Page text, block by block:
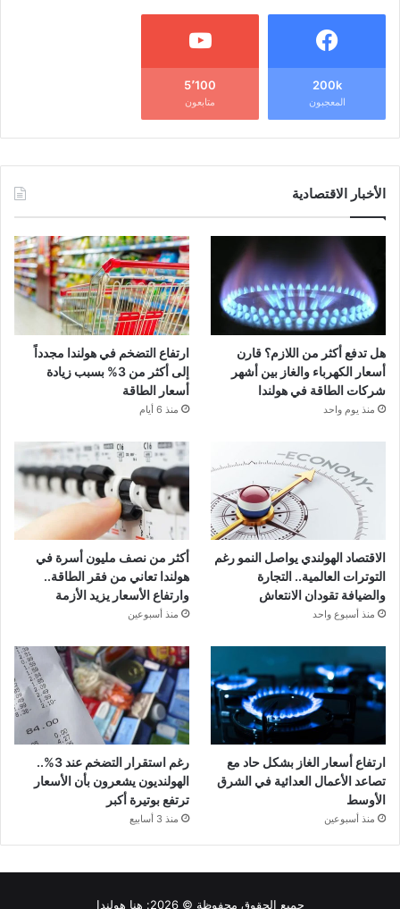
200k
المعجبون
5٬100
متابعون
الأخبار الاقتصادية
هل تدفع أكثر من اللازم؟ قارن
أسعار الكهرباء والغاز بين أشهر
شركات الطاقة في هولندا
منذ يوم واحد
ارتفاع التضخم في هولندا مجدداً
إلى أكثر من 3% بسبب زيادة
أسعار الطاقة
منذ 6 أيام
الاقتصاد الهولندي يواصل النمو رغم
التوترات العالمية.. التجارة
والضيافة تقودان الانتعاش
منذ أسبوع واحد
أكثر من نصف مليون أسرة في
هولندا تعاني من فقر الطاقة..
وارتفاع الأسعار يزيد الأزمة
منذ أسبوعين
ارتفاع أسعار الغاز بشكل حاد مع
تصاعد الأعمال العدائية في الشرق
الأوسط
منذ أسبوعين
رغم استقرار التضخم عند 3%..
الهولنديون يشعرون بأن الأسعار
ترتفع بوتيرة أكبر
منذ 3 أسابيع
جميع الحقوق محفوظة © 2026: هنا هولندا